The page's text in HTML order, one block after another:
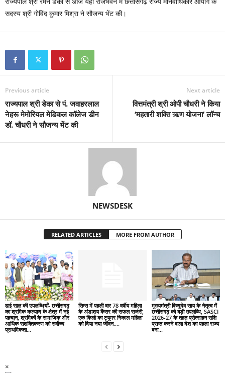
सदस्य श्री गोविंद कुमार मिश्रा ने सौजन्य भेंट की।
Previous article
राज्यपाल श्री डेका से पं. जवाहरलाल
नेहरू मेमोरियल मेडिकल कॉलेज डीन
डॉ. चौधरी ने सौजन्य भेंट की
Next article
वित्तमंत्री श्री ओपी चौधरी ने किया
‘महतारी शक्ति ऋण योजना’ लॉन्च
NEWSDESK
RELATED ARTICLES MORE FROM AUTHOR
ढाई साल की उपलब्धियाँ- छत्तीसगढ़
का श्रमिक कल्याण के क्षेत्र में नई
पहचान, श्रमिकों के सामाजिक और
आर्थिक सशक्तिकरण को सर्वाेच्च
प्राथमिकता…
सिम्स में पहली बार 78 वर्षीय महिला
के अंडाशय कैंसर की सफल सर्जरी,
एक किलो का ट्यूमर निकाल महिला
को दिया नया जीवन….
मुख्यमंत्री विष्णुदेव साय के नेतृत्व में
छत्तीसगढ़ को बड़ी उपलब्धि, SASCI
2026-27 के तहत प्रोत्साहन राशि
प्राप्त करने वाला देश का पहला राज्य
बना...
×